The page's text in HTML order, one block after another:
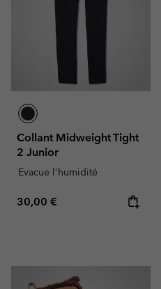
Collant Midweight Tight
2 Junior
Evacue l'humidité
Regular price:
30,00 €